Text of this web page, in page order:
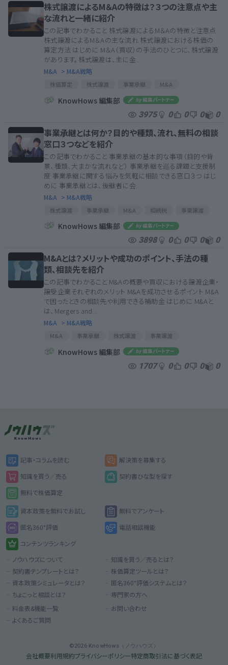
株式譲渡によるM＆Aの特徴は？３つの注意点や主
な流れと一緒に紹介
この記事でわかること 株式譲渡によるM＆Aの特徴と注意点
株式譲渡によるM＆Aの主な流れ 株式譲渡における株価の
算定方法 はじめに M＆A（買収）の手法のひとつに、株式譲渡
があります。株式譲渡は、主に金...
M&A > M&A戦略
株価算定 株式譲渡 事業承継
M&A
簿外債務
未上場企業
偶発債務
株券発行会社
株価算定
M&A
簿外債務
非上場企業
未上場企業
偶発債務
M＆Aアドバイザー
株券発行会社
KnowHows 編集部
3975 0 0 0 0
事業承継とは何か？目的や種類、流れ、無料の相談
窓口３つなどを紹介
この記事でわかること 事業承継の基本的な事項（目的や背
景、種類、大まかな流れなど） 事業承継を巡る課題と支援制
度 事業承継に関する悩みを気軽に相談できる窓口３つ はじ
めに 事業承継とは、後継者に会...
M&A > M&A戦略
株式譲渡 事業承継 M&A 相続税
事業譲渡
贈与税
従業員持株会
事業承継税制
株式譲渡 事業承継
M&A
贈与税
従業員持株会
事業承継税制
よろず支援拠点
KnowHows 編集部
3898 0 0 0 0
M&Aとは？メリットや成功のポイント、手法の種
類、相談先を紹介
この記事でわかること M&Aの概要や買収における譲渡企業・
譲受企業それぞれのメリット M&Aを成功させるポイント M&A
で困ったときの相談先や利用できる補助金 はじめに M&Aと
は、Mergers and...
M&A > M&A戦略
M&A 事業承継 株式譲渡
事業譲渡
デューデリジェンス
M＆Aアドバイザー PMI
KnowHows 編集部
1707 0 0 0 0
記事・コラムを読む 解決策を募集する
知識を買う／売る 契約書ひな型を探す
無料で株価算定
資本政策を無料でお試し 無料でアンケート
匿名360°評価 電話相談機能
コンテンツランキング
ノウハウズについて
知識を買う／売るとは？
契約書テンプレートとは？
株価算定ツールとは？
資本政策シミュレータとは？
匿名360°評価システムとは？
ちょこっと相談とは？
専門家の方へ
料金表&機能一覧
お問い合わせ
よくあるご質問
©2026 KnowHows（ノウハウズ）
会社概要利用規約プライバシーポリシー特定商取引法に基づく表記